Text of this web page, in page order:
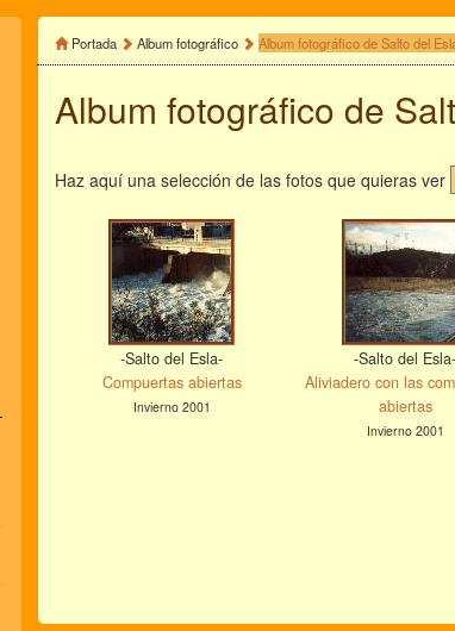
Portada Album fotográfico Album fotográfico de Salto del
Album fotográfico de
Haz aquí una selección de las fotos que quieras ver
-Salto del Esla-
Compuertas abiertas
Invierno 2001
-Salto del Esla-
Aliviadero con las
abiertas
Invierno 2001